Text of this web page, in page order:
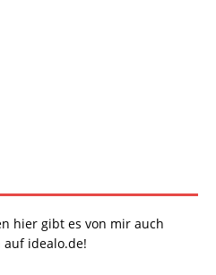
hier gibt es von mir auch
idealo.de!